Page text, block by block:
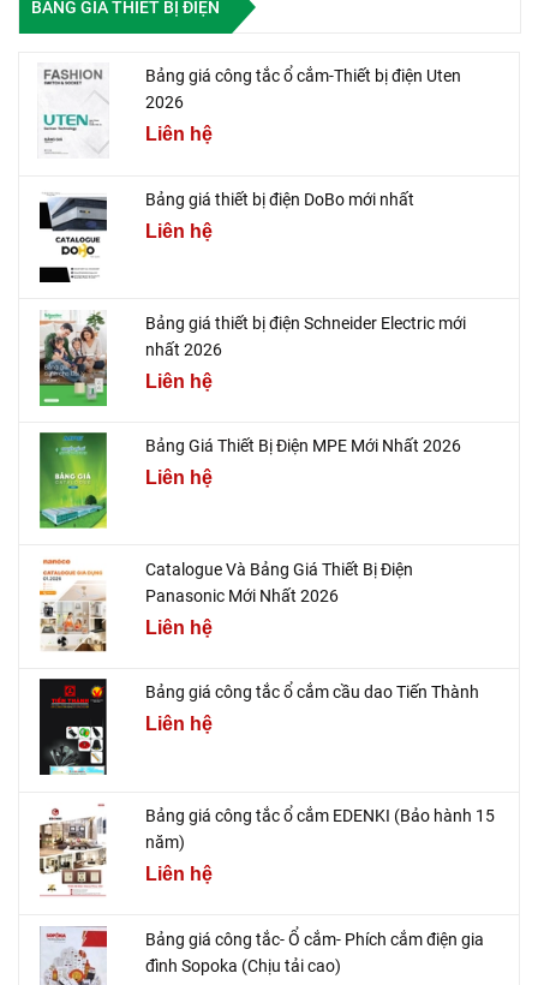
BẢNG GIÁ THIẾT BỊ ĐIỆN
Bảng giá công tắc ổ cắm-Thiết bị điện Uten
2026
Liên hệ
Bảng giá thiết bị điện DoBo mới nhất
Liên hệ
Bảng giá thiết bị điện Schneider Electric mới
nhất 2026
Liên hệ
Bảng Giá Thiết Bị Điện MPE Mới Nhất 2026
Liên hệ
Catalogue Và Bảng Giá Thiết Bị Điện
Panasonic Mới Nhất 2026
Liên hệ
Bảng giá công tắc ổ cắm cầu dao Tiến Thành
Liên hệ
Bảng giá công tắc ổ cắm EDENKI (Bảo hành 15
năm)
Liên hệ
Bảng giá công tắc- Ổ cắm- Phích cắm điện gia
đình Sopoka (Chịu tải cao)